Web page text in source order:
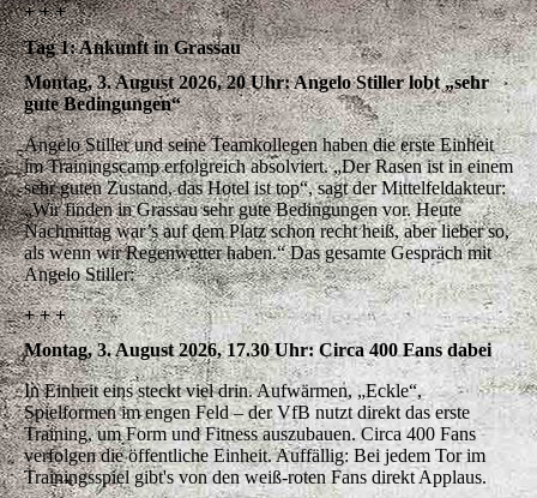
+ + +
Tag 1: Ankunft in Grassau
Montag, 3. August 2026, 20 Uhr: Angelo Stiller lobt „sehr
gute Bedingungen“
Angelo Stiller und seine Teamkollegen haben die erste Einheit
im Trainingscamp erfolgreich absolviert. „Der Rasen ist in einem
sehr guten Zustand, das Hotel ist top“, sagt der Mittelfeldakteur:
„Wir finden in Grassau sehr gute Bedingungen vor. Heute
Nachmittag war’s auf dem Platz schon recht heiß, aber lieber so,
als wenn wir Regenwetter haben.“ Das gesamte Gespräch mit
Angelo Stiller:
+ + +
Montag, 3. August 2026, 17.30 Uhr: Circa 400 Fans dabei
In Einheit eins steckt viel drin. Aufwärmen, „Eckle“,
Spielformen im engen Feld – der VfB nutzt direkt das erste
Training, um Form und Fitness auszubauen. Circa 400 Fans
verfolgen die öffentliche Einheit. Auffällig: Bei jedem Tor im
Trainingsspiel gibt's von den weiß-roten Fans direkt Applaus.